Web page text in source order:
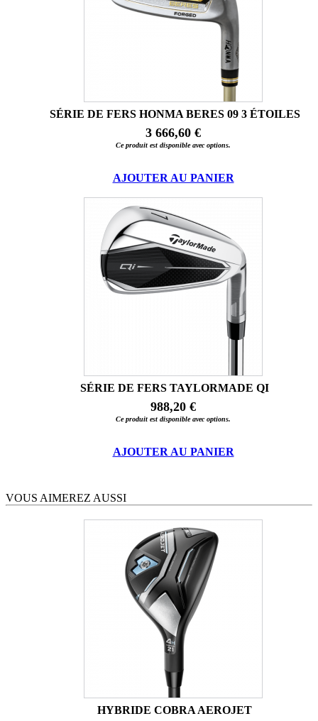
SÉRIE DE FERS HONMA BERES 09 3 ÉTOILES
3 666,60 €
Ce produit est disponible avec options.
AJOUTER AU PANIER
SÉRIE DE FERS TAYLORMADE QI
988,20 €
Ce produit est disponible avec options.
AJOUTER AU PANIER
VOUS AIMEREZ AUSSI
HYBRIDE COBRA AEROJET